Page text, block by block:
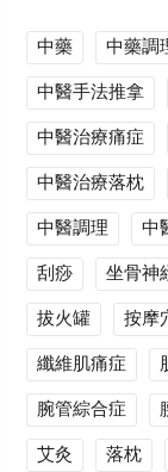
中藥 中藥調
中醫手法推拿
中醫治療痛症
中醫治療落枕
中醫調理
中
刮痧
坐骨神
拔火罐
按摩
纖維肌痛症
腕管綜合症
艾灸
落枕